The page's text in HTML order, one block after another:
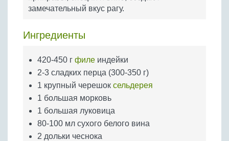
Бобовые
Крупы
замечательный вкус рагу.
Ингредиенты
420-450 г филе индейки
2-3 сладких перца (300-350 г)
1 крупный черешок сельдерея
1 большая морковь
1 большая луковица
80-100 мл сухого белого вина
2 дольки чеснока